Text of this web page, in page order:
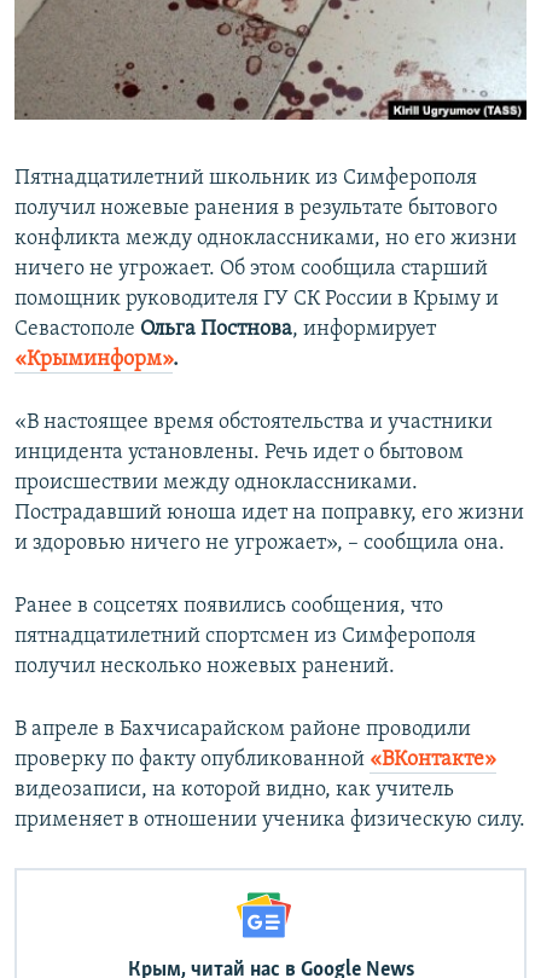
ПОБЕДИТЕЛЕЙ НЕ СУДЯТ?
КРЫМ.НЕПОКОРЕННЫЙ
ПРИСОЕДИНЯЙТЕСЬ!
Все сайты RFE/RL
Пятнадцатилетний школьник из Симферополя
получил ножевые ранения в результате бытового
конфликта между одноклассниками, но его жизни
ничего не угрожает. Об этом сообщила старший
помощник руководителя ГУ СК России в Крыму и
Севастополе Ольга Постнова, информирует
«Крыминформ».
«В настоящее время обстоятельства и участники
инцидента установлены. Речь идет о бытовом
происшествии между одноклассниками.
Пострадавший юноша идет на поправку, его жизни
и здоровью ничего не угрожает», – сообщила она.
Ранее в соцсетях появились сообщения, что
пятнадцатилетний спортсмен из Симферополя
получил несколько ножевых ранений.
В апреле в Бахчисарайском районе проводили
проверку по факту опубликованной «ВКонтакте»
видеозаписи, на которой видно, как учитель
применяет в отношении ученика физическую силу.
Крым, читай нас в Google News